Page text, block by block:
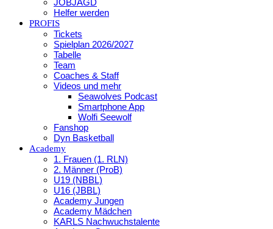
JOBJAGD
Helfer werden
PROFIS
Tickets
Spielplan 2026/2027
Tabelle
Team
Coaches & Staff
Videos und mehr
Seawolves Podcast
Smartphone App
Wolfi Seewolf
Fanshop
Dyn Basketball
Academy
1. Frauen (1. RLN)
2. Männer (ProB)
U19 (NBBL)
U16 (JBBL)
Academy Jungen
Academy Mädchen
KARLS Nachwuchstalente